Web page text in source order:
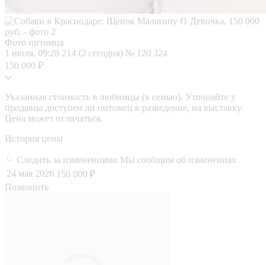
Фото питомца
1 июля, 09:28 214 (2 сегодня) № 120 324
150 000 ₽
Указанная стоимость в любимцы (в семью). Уточняйте у
продавца доступен ли питомец в разведение, на выставку.
Цена может отличаться.
История цены
Следить за изменениями Мы сообщим об изменениях
24 мая 2026 150 000 ₽
Позвонить